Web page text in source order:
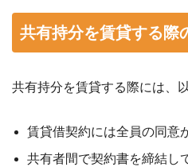
共有持分を賃貸する際
共有持分を賃貸する際には、
賃貸借契約には全員の同意
共有者間で契約書を締結し